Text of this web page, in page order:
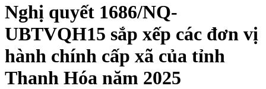
Nghị quyết 1686/NQ-
UBTVQH15 sắp xếp các đơn vị
hành chính cấp xã của tỉnh
Thanh Hóa năm 2025